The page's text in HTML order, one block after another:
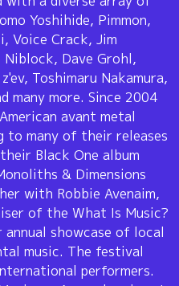
Yoshihide, Pimmon,
Voice Crack, Jim
Dave Grohl,
Toshimaru Nakamura,
many more. Since 2004
avant metal
to many of their releases
Black One album
& Dimensions
with Robbie Avenaim,
of the What Is Music?
showcase of local
music. The festival
performers.